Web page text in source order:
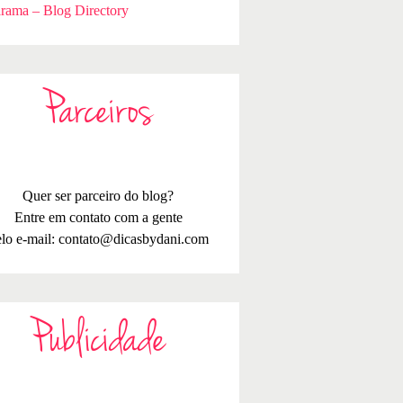
– Blog Directory
Parceiros
Quer ser parceiro do blog?
Entre em contato com a gente
e-mail: contato@dicasbydani.com
Publicidade